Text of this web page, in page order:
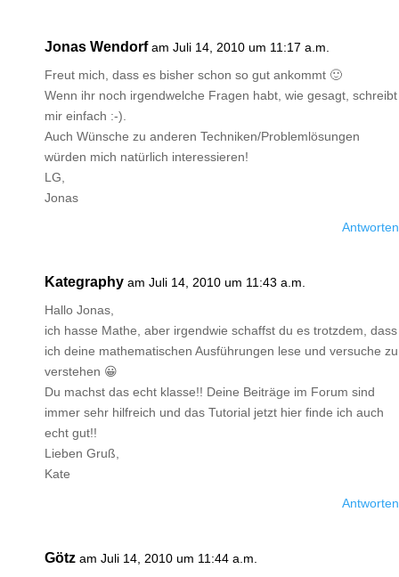
Jonas Wendorf am Juli 14, 2010 um 11:17 a.m.
Freut mich, dass es bisher schon so gut ankommt 🙂
Wenn ihr noch irgendwelche Fragen habt, wie gesagt, schreibt
mir einfach :-).
Auch Wünsche zu anderen Techniken/Problemlösungen
würden mich natürlich interessieren!
LG,
Jonas
Antworten
Kategraphy am Juli 14, 2010 um 11:43 a.m.
Hallo Jonas,
ich hasse Mathe, aber irgendwie schaffst du es trotzdem, dass
ich deine mathematischen Ausführungen lese und versuche zu
verstehen 😀
Du machst das echt klasse!! Deine Beiträge im Forum sind
immer sehr hilfreich und das Tutorial jetzt hier finde ich auch
echt gut!!
Lieben Gruß,
Kate
Antworten
Götz am Juli 14, 2010 um 11:44 a.m.